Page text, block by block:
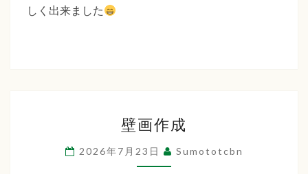
ー
ン
しく出来ました
画
作
成
壁画作成
2026年7月23日 Sumototcbn